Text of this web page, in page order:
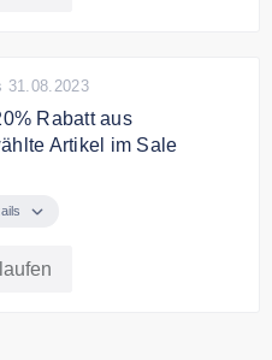
31.08.2023
Rabatt aus
Artikel im Sale
Entdecken Sie